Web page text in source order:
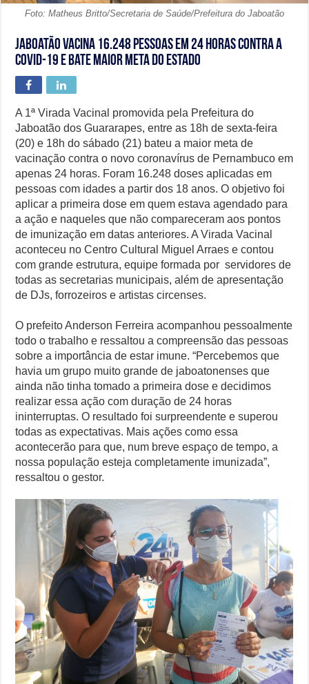
Foto: Matheus Britto/Secretaria de Saúde/Prefeitura do Jaboatão
Jaboatão vacina 16.248 pessoas em 24 horas contra a
Covid-19 e bate maior meta do estado
A 1ª Virada Vacinal promovida pela Prefeitura do
Jaboatão dos Guararapes, entre as 18h de sexta-feira
(20) e 18h do sábado (21) bateu a maior meta de
vacinação contra o novo coronavírus de Pernambuco em
apenas 24 horas. Foram 16.248 doses aplicadas em
pessoas com idades a partir dos 18 anos. O objetivo foi
aplicar a primeira dose em quem estava agendado para
a ação e naqueles que não compareceram aos pontos
de imunização em datas anteriores. A Virada Vacinal
aconteceu no Centro Cultural Miguel Arraes e contou
com grande estrutura, equipe formada por servidores de
todas as secretarias municipais, além de apresentação
de DJs, forrozeiros e artistas circenses.
O prefeito Anderson Ferreira acompanhou pessoalmente
todo o trabalho e ressaltou a compreensão das pessoas
sobre a importância de estar imune. “Percebemos que
havia um grupo muito grande de jaboatonenses que
ainda não tinha tomado a primeira dose e decidimos
realizar essa ação com duração de 24 horas
ininterruptas. O resultado foi surpreendente e superou
todas as expectativas. Mais ações como essa
acontecerão para que, num breve espaço de tempo, a
nossa população esteja completamente imunizada”,
ressaltou o gestor.